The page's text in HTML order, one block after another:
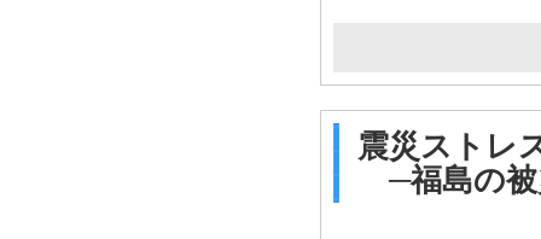
震災ストレ
─福島の被